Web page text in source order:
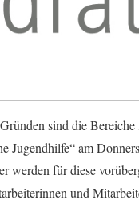
sind die
Jugendhilfe“ am
werden für diese
und